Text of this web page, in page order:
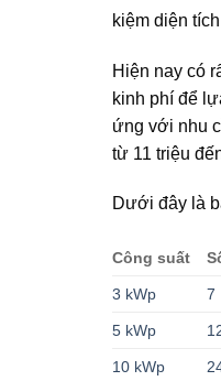
kiệm diện
Hiện nay có
kinh phí để
ứng với nhu
từ 11 triệu
Dưới đây là
Công suất
3 kWp 7
5 kWp
10 kWp